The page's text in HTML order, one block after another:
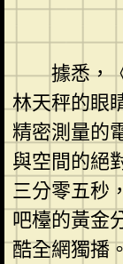
據悉，《
林天秤的眼
精密測量的
與空間的絕
三分零五秒
吧檯的黃金
酷全網獨播